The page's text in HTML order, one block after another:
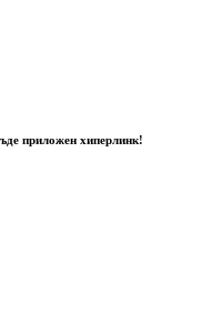
приложен хиперлинк!